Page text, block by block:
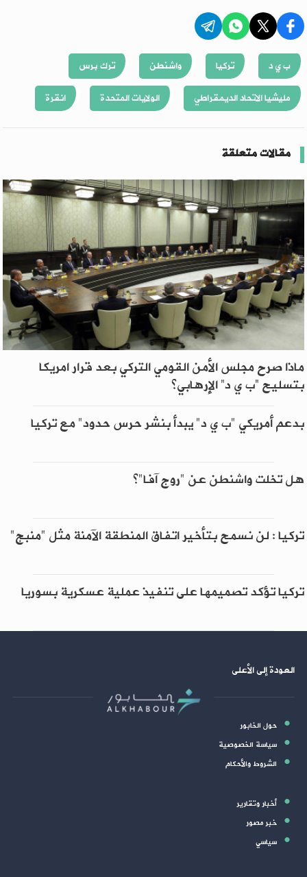
ب ي د تركيا واشنطن
ترك برس
مليشيا الاتحاد الديمقراطي
الولايات المتحدة انقرة
مقالات متعلقة
ماذا صرح مجلس الأمن القومي التركي بعد قرار امريكا
بتسليح “ب ي د” الإرهابي؟
بدعم أمريكي "ب ي د" يبدأ بنشر حرس حدود" مع تركيا
هل تخلت واشنطن عن "روج آفا"؟
تركيا : لن نسمح بتأخير اتفاق المنطقة الآمنة مثل "منبج"
تركيا تؤكد تصميمها على تنفيذ عملية عسكرية بسوريا
العودة إلى الأعلى
حول الخابور
سياسة الخصوصية
الشروط والأحكام
أخبار وتقارير
خبر مصور
سياسي